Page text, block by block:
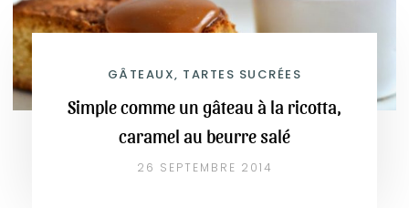
GÂTEAUX, TARTES SUCRÉES
Simple comme un gâteau à la ricotta,
caramel au beurre salé
26 SEPTEMBRE 2014